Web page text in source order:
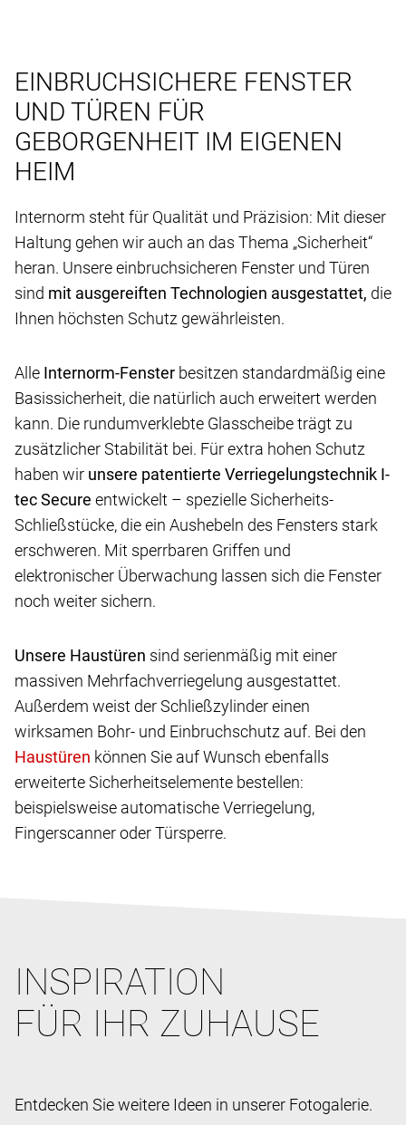
EINBRUCHSICHERE FENSTER
UND TÜREN FÜR
GEBORGENHEIT IM EIGENEN
HEIM
Internorm steht für Qualität und Präzision: Mit dieser
Haltung gehen wir auch an das Thema „Sicherheit“
heran. Unsere einbruchsicheren Fenster und Türen
sind mit ausgereiften Technologien ausgestattet, die
Ihnen höchsten Schutz gewährleisten.
Alle Internorm-Fenster besitzen standardmäßig eine
Basissicherheit, die natürlich auch erweitert werden
kann. Die rundumverklebte Glasscheibe trägt zu
zusätzlicher Stabilität bei. Für extra hohen Schutz
haben wir unsere patentierte Verriegelungstechnik I-
tec Secure entwickelt – spezielle Sicherheits-
Schließstücke, die ein Aushebeln des Fensters stark
erschweren. Mit sperrbaren Griffen und
elektronischer Überwachung lassen sich die Fenster
noch weiter sichern.
Unsere Haustüren sind serienmäßig mit einer
massiven Mehrfachverriegelung ausgestattet.
Außerdem weist der Schließzylinder einen
wirksamen Bohr- und Einbruchschutz auf. Bei den
können Sie auf Wunsch ebenfalls
erweiterte Sicherheitselemente bestellen:
beispielsweise automatische Verriegelung,
Fingerscanner oder Türsperre.
INSPIRATION
FÜR IHR ZUHAUSE
Entdecken Sie weitere Ideen in unserer Fotogalerie.